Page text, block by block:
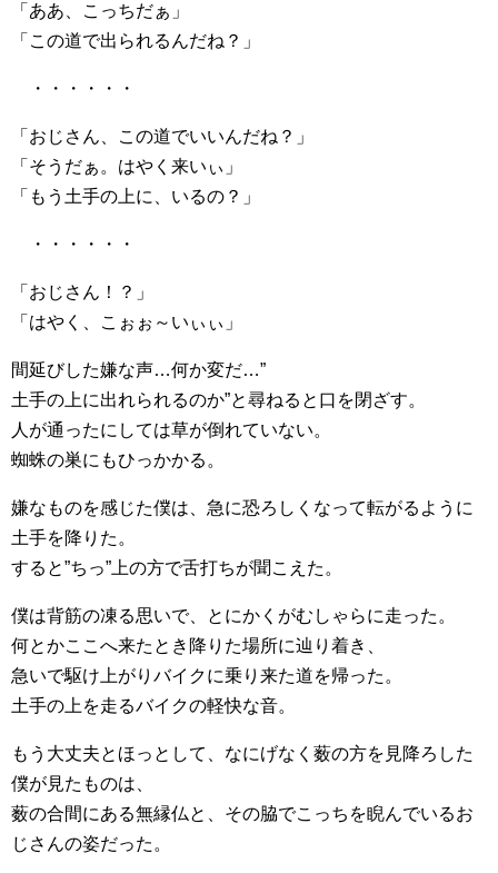
「ああ、こっちだぁ」
「この道で出られるんだね？」
・・・・・・
「おじさん、この道でいいんだね？」
「そうだぁ。はやく来いぃ」
「もう土手の上に、いるの？」
・・・・・・
「おじさん！？」
「はやく、こぉぉ～いぃぃ」
間延びした嫌な声…何か変だ…”
土手の上に出れられるのか”と尋ねると口を閉ざす。
人が通ったにしては草が倒れていない。
蜘蛛の巣にもひっかかる。
嫌なものを感じた僕は、急に恐ろしくなって転がるように
土手を降りた。
すると”ちっ”上の方で舌打ちが聞こえた。
僕は背筋の凍る思いで、とにかくがむしゃらに走った。
何とかここへ来たとき降りた場所に辿り着き、
急いで駆け上がりバイクに乗り来た道を帰った。
土手の上を走るバイクの軽快な音。
もう大丈夫とほっとして、なにげなく薮の方を見降ろした
僕が見たものは、
薮の合間にある無縁仏と、その脇でこっちを睨んでいるお
じさんの姿だった。